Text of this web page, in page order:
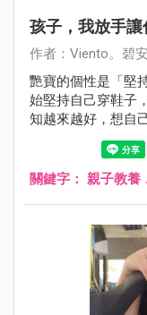
孩子，我放手
作者：Viento。碧
艷寶的個性是「堅
始堅持自己穿鞋子
知越來越好，想自
陪伴，等待她自己
從容以對。因為我
狼爸對她露出讚許
關鍵字： 親子教養